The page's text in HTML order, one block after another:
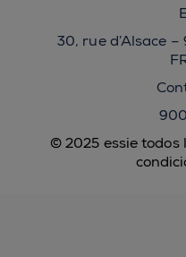
© 2025 essie todos
30, rue d’Alsace